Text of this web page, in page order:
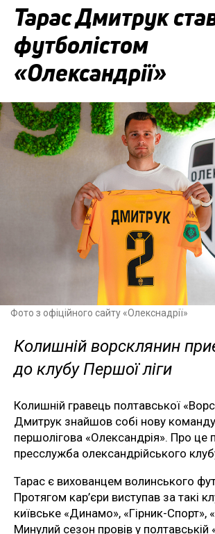
Тарас Дмитрук
футболістом
«Олександрії»
Фото з офіційного сайту «Олекснадрії»
Колишній ворсклянин
до клубу Першої ліги
Колишній гравець полтавської
Дмитрук знайшов собі нову
першолігова «Олександрія». Про це
пресслужба олександрійського
Тарас є вихованцем волинського
Протягом кар’єри виступав за такі
київське «Динамо», «Гірник-Спорт»,
Минулий сезон провів у полтавській